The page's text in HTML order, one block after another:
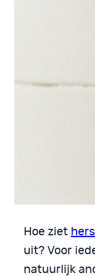
Hoe ziet
uit? Voor
natuurlijk